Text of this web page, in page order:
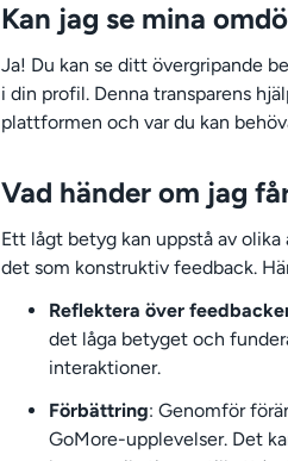
Kan jag se mina
Ja! Du kan se ditt övergripande
i din profil. Denna transparens
plattformen och var du kan
Vad händer om jag
Ett lågt betyg kan uppstå av
det som konstruktiv feedback.
Reflektera över
det låga betyget och
interaktioner.
Förbättring: Genomför
GoMore-upplevelser. Det